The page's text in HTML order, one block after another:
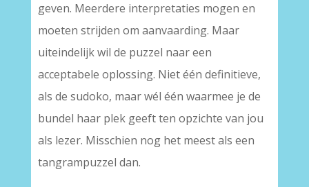
geven. Meerdere interpretaties mogen en
moeten strijden om aanvaarding. Maar
uiteindelijk wil de puzzel naar een
acceptabele oplossing. Niet één definitieve,
als de sudoko, maar wél één waarmee je de
bundel haar plek geeft ten opzichte van jou
als lezer. Misschien nog het meest als een
tangrampuzzel dan.